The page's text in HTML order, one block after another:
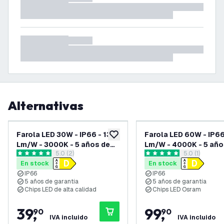
Alternativas
añadir a lista de deseos
Farola LED 30W - IP66 - 130
Lm/W - 3000K - 5 años de
garantíaabrir el panel de reseñas
5 estrellas de puntuación
5.0 (2)
En stock
IP66
5 años de garantía
Chips LED de alta calidad
39,
90
IVA incluido
Farola LED 60W -
Lm/W - 4000K - 5
garantíaabrir el panel
5 estrellas de puntuación
5.0 (1)
En stock
IP66
5 años de garantía
Chips LED Osram
99,
90
IVA incluido